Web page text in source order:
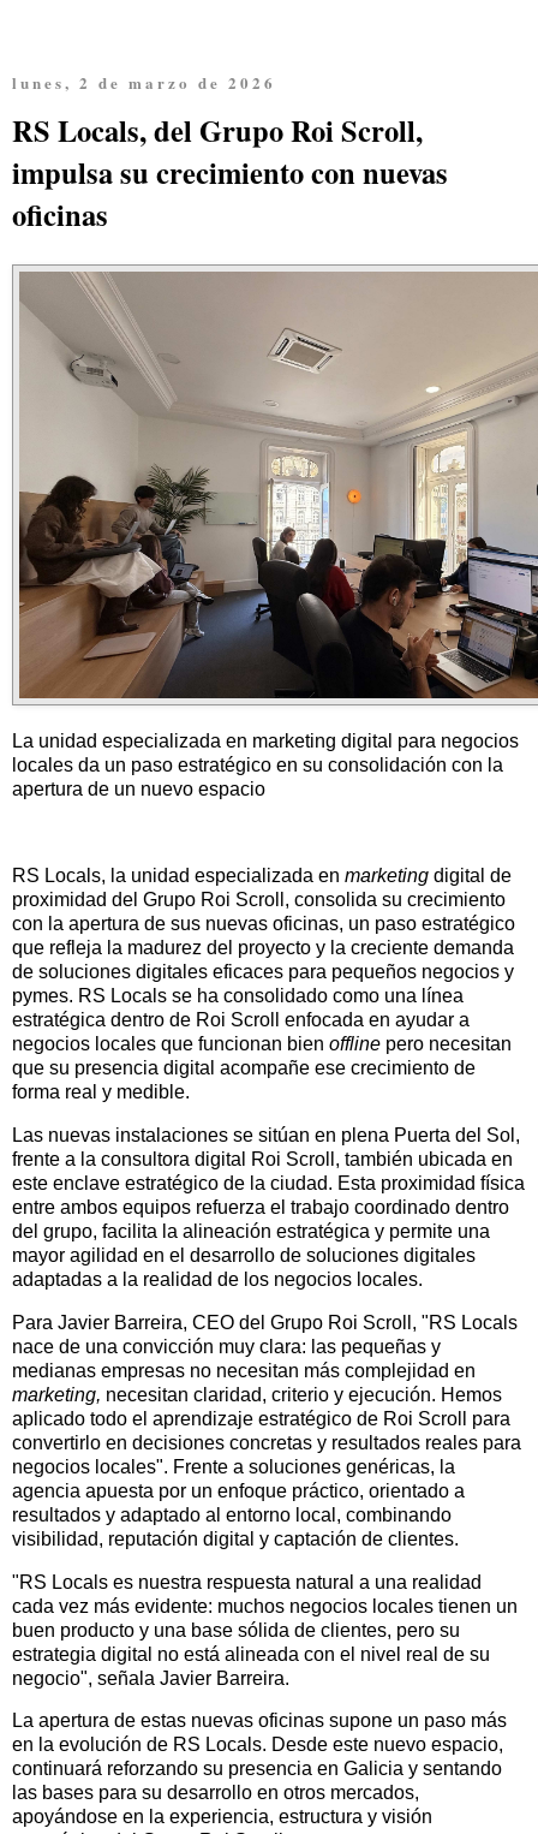
lunes, 2 de marzo de 2026
RS Locals, del Grupo Roi Scroll,
impulsa su crecimiento con nuevas
oficinas
La unidad especializada en marketing digital para negocios
locales da un paso estratégico en su consolidación con la
apertura de un nuevo espacio
RS Locals, la unidad especializada en marketing digital de
proximidad del Grupo Roi Scroll, consolida su crecimiento
con la apertura de sus nuevas oficinas, un paso estratégico
que refleja la madurez del proyecto y la creciente demanda
de soluciones digitales eficaces para pequeños negocios y
pymes. RS Locals se ha consolidado como una línea
estratégica dentro de Roi Scroll enfocada en ayudar a
negocios locales que funcionan bien offline pero necesitan
que su presencia digital acompañe ese crecimiento de
forma real y medible.
Las nuevas instalaciones se sitúan en plena Puerta del Sol,
frente a la consultora digital Roi Scroll, también ubicada en
este enclave estratégico de la ciudad. Esta proximidad física
entre ambos equipos refuerza el trabajo coordinado dentro
del grupo, facilita la alineación estratégica y permite una
mayor agilidad en el desarrollo de soluciones digitales
adaptadas a la realidad de los negocios locales.
Para Javier Barreira, CEO del Grupo Roi Scroll, "RS Locals
nace de una convicción muy clara: las pequeñas y
medianas empresas no necesitan más complejidad en
marketing, necesitan claridad, criterio y ejecución. Hemos
aplicado todo el aprendizaje estratégico de Roi Scroll para
convertirlo en decisiones concretas y resultados reales para
negocios locales". Frente a soluciones genéricas, la
agencia apuesta por un enfoque práctico, orientado a
resultados y adaptado al entorno local, combinando
visibilidad, reputación digital y captación de clientes.
"RS Locals es nuestra respuesta natural a una realidad
cada vez más evidente: muchos negocios locales tienen un
buen producto y una base sólida de clientes, pero su
estrategia digital no está alineada con el nivel real de su
negocio", señala Javier Barreira.
La apertura de estas nuevas oficinas supone un paso más
en la evolución de RS Locals. Desde este nuevo espacio,
continuará reforzando su presencia en Galicia y sentando
las bases para su desarrollo en otros mercados,
apoyándose en la experiencia, estructura y visión